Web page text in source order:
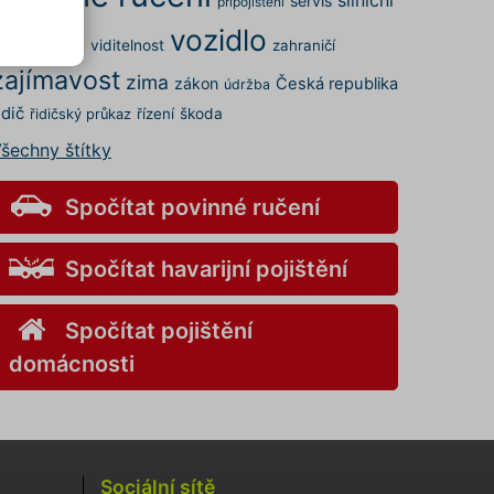
STK viditelnost vozidlo zahraničí
zima zákon údržba Česká republika
řidičský průkaz řízení škoda
štítky
Spočítat povinné ručení
Spočítat havarijní pojištění
Spočítat pojištění
domácnosti
Sociální sítě
my
v